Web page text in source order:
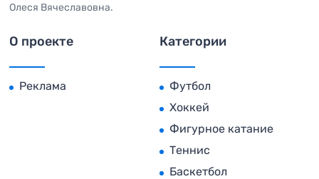
Олеся Вячеславовна.
О проекте
Реклама
Категории
Футбол
Хоккей
Фигурное катание
Теннис
Баскетбол